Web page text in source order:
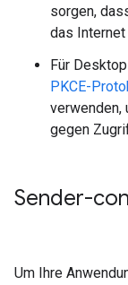
sorgen,
das
Für
PKCE-
verwenden,
gegen
Sender-
Um Ihre